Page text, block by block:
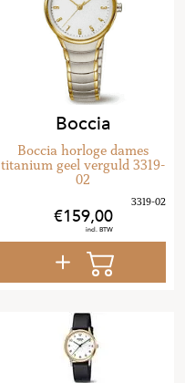
Boccia
Boccia horloge dames
titanium geel verguld 3319-
02
159,00